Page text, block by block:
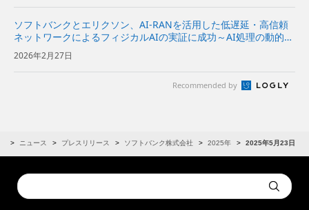
ソフトバンクとエリクソン、AI-RANを活用した低遅延・高信頼
ネットワークによるフィジカルAIの実証に成功～AI処理の動的な
オフロードと通信ネットワークの最適化により、安定したフィジ
カルAIを実現～
2026年2月27日
Recommended by
ニュース プレスリリース ソフトバンク株式会社 2025年 2025年5月23日
Conduct
a
Submit